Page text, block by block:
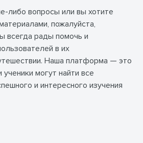
либо вопросы или вы хотите
пожалуйста,
всегда рады помочь и
в их
Наша платформа — это
могут найти все
и интересного изучения